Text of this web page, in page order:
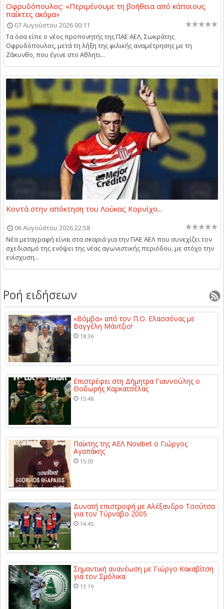
Οφρυδόπουλος: «Περιμένουμε τη βοήθεια από κάποιους
παίκτες ακόμα»
07 Αυγούστου 2026 00:11
Τα όσα είπε ο νέος προπονητής της ΠΑΕ ΑΕΛ, Σωκράτης
Οφρυδόπουλος, μετά τη λήξη της φιλικής αναμέτρησης με τη
Ζάκυνθο, που έγινε στο Αθλητι...
Κοντά στην απόκτηση του Λούκας Κορνίχο...
06 Αυγούστου 2026 22:58
Νέα μεταγραφή είναι στα σκαριά για την ΠΑΕ ΑΕΛ που συνεχίζει τον
σχεδιασμό της ενόψει της νέας αγωνιστικής περιόδου, με στόχο την
ενίσχυση...
Ροή ειδήσεων
«Βόμβα» από τον Π.Ο. Ελασσόνας με
Βαγγέλη Μάντζιο!
18:36
Επιστρέφει στη Δήμητρα Γιαννούλης ο
Θοδωρής Καρκατσέλας
15:48
Παίκτης της ΑΕΛ Novibet ο Γιώργος
Αγαπάκης
15:03
Δυνατή επιστροφή με Αλέξανδρο Τσούτσα
για τον Τύρναβο 2005
14:45
Σημαντική ανανέωση με Γιώργο Κακαβίτση
για τον Σμόλικα
13:19